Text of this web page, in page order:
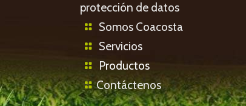
protección de datos
Somos Coacosta
Servicios
Productos
Contáctenos